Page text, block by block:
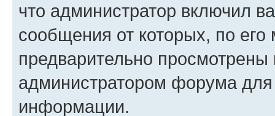
что администратор включил
сообщения от которых, по
предварительно
администратором форума
информации.